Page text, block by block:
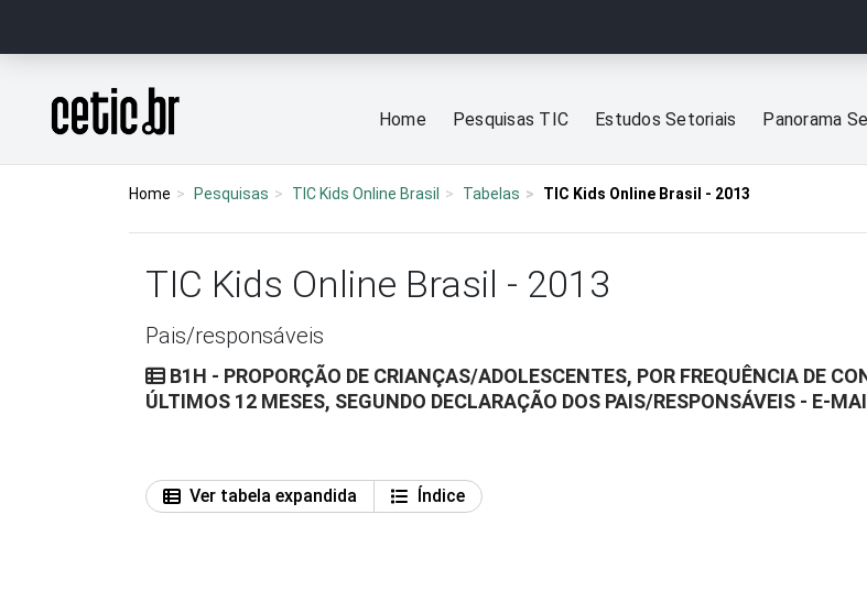
Página inicial
Home Pesquisas TIC Estudos Setoriais Panorama
Home Pesquisas TIC Kids Online Brasil Tabelas TIC Kids Online Brasil - 2013
TIC Kids Online Brasil - 2013
Pais/responsáveis
B1H - PROPORÇÃO DE CRIANÇAS/ADOLESCENTES, POR FREQUÊNCIA DE
ÚLTIMOS 12 MESES, SEGUNDO DECLARAÇÃO DOS PAIS/RESPONSÁVEIS - E-
Ver tabela expandida
Índice